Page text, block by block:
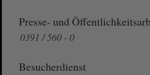
Presse- und
0391 / 560 - 0
Besucherdienst